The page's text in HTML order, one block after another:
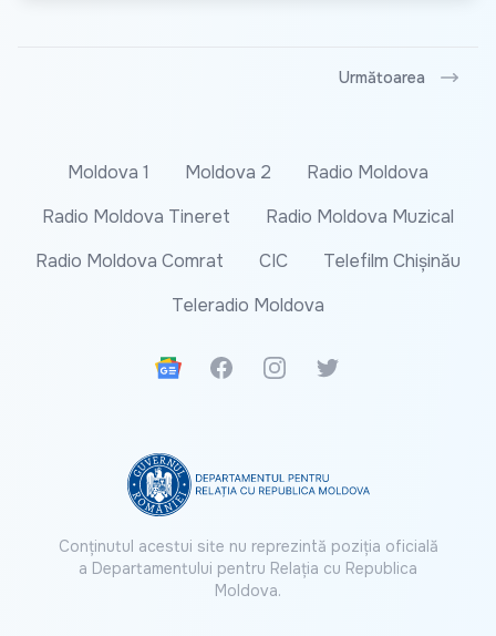
Următoarea
Moldova 1 Moldova 2
Radio Moldova
Radio Moldova Tineret
Radio Moldova Muzical
Radio Moldova Comrat
CIC
Telefilm Chișinău
Teleradio Moldova
Google News
FacebookInstagramTwitter
Conținutul acestui site nu reprezintă poziția oficială
a Departamentului pentru Relația cu Republica
Moldova.